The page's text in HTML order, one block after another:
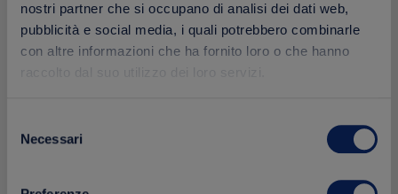
nostri partner che si occupano di analisi dei dati web,
pubblicità e social media, i quali potrebbero combinarle
con altre informazioni che ha fornito loro o che hanno
delNecessari
Prodotti correlati
NOVITÀ